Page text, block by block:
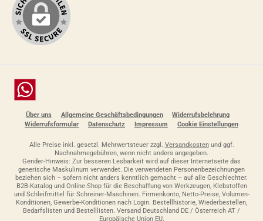
Chat
Über uns Allgemeine Geschäftsbedingungen
Widerrufsbelehrung
Widerrufsformular
Datenschutz Impressum Cookie Einstellungen
Alle Preise inkl. gesetzl. Mehrwertsteuer zzgl. Versandkostenund ggf.
Nachnahmegebühren, wenn nicht anders angegeben.
Gender-Hinweis: Zur besseren Lesbarkeit wird auf dieser Internetseite das
generische Maskulinum verwendet. Die verwendeten Personenbezeichnungen
beziehen sich – sofern nicht anders kenntlich gemacht – auf alle Geschlechter.
B2B-Katalog und Online-Shop für die Beschaffung von Werkzeugen, Klebstoffen
und Schleifmittel für Schreiner-Maschinen. Firmenkonto, Netto-Preise, Volumen-
Konditionen, Gewerbe-Konditionen nach Login. Bestellhistorie, Wiederbestellen,
Bedarfslisten und Bestelllisten. Versand Deutschland DE / Österreich AT /
Europäische Union EU.